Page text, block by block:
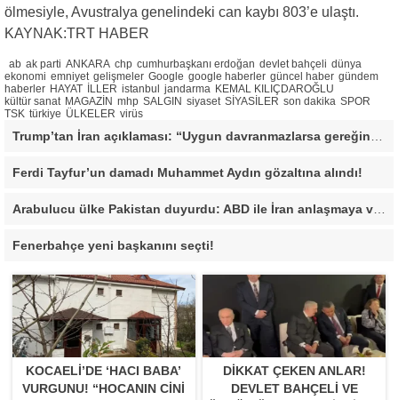
ölmesiyle, Avustralya genelindeki can kaybı 803’e ulaştı.
KAYNAK:TRT HABER
ab ak parti ANKARA chp cumhurbaşkanı erdoğan devlet bahçeli dünya
ekonomi emniyet gelişmeler Google google haberler güncel haber gündem
haberler HAYAT İLLER istanbul jandarma KEMAL KILIÇDAROĞLU
kültür sanat MAGAZİN mhp SALGIN siyaset SİYASİLER son dakika SPOR
TSK türkiye ÜLKELER virüs
Ferdi Tayfur’un damadı Muhammet Aydın gözaltına alındı!
Arabulucu ülke Pakistan duyurdu: ABD ile İran anlaşmaya vardı
Fenerbahçe yeni başkanını seçti!
KOCAELI’DE ‘HACI BABA’
VURGUNU! “HOCANIN CINI
DIKKAT ÇEKEN ANLAR!
DEVLET BAHÇELI VE